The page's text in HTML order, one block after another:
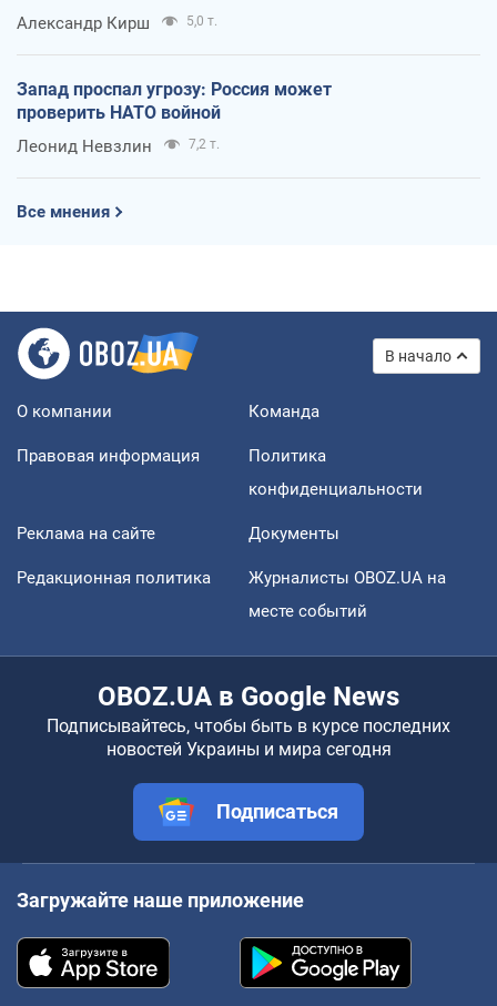
Александр Кирш 5,0 т.
Запад проспал угрозу: Россия может
проверить НАТО войной
Леонид Невзлин 7,2 т.
Все мнения
В начало
О компании Команда
Правовая информация
Политика
конфиденциальности
Реклама на сайте Документы
Редакционная политика
Журналисты OBOZ.UA на
месте событий
OBOZ.UA в Google News
Подписывайтесь, чтобы быть в курсе последних
новостей Украины и мира сегодня
Подписаться
Загружайте наше приложение